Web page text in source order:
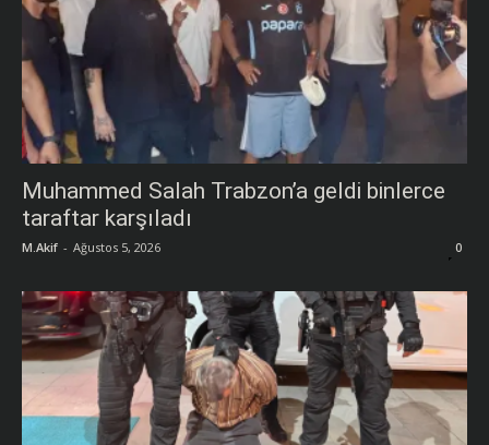
Muhammed Salah Trabzon’a geldi binlerce
taraftar karşıladı
M.Akif - Ağustos 5, 2026 0